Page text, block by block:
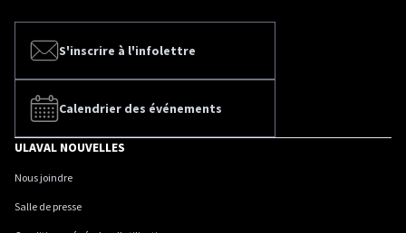
S'inscrire à l'infolettre
Calendrier des événements
ULAVAL NOUVELLES
Nous joindre
Salle de presse